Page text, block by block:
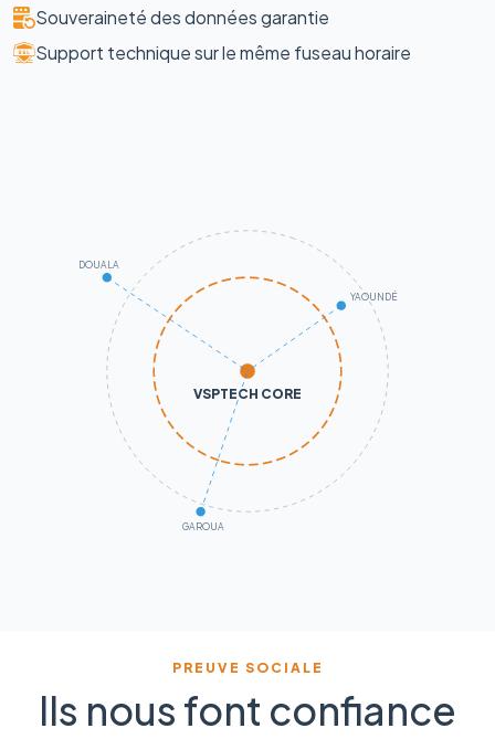
Souveraineté des données garantie
Support technique sur le même fuseau horaire
VSPTECH CORE
DOUALA
YAOUNDÉ
GAROUA
PREUVE SOCIALE
Ils nous font confiance